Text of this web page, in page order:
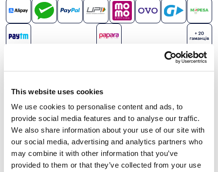
This website uses cookies
We use cookies to personalise content and ads, to
provide social media features and to analyse our traffic.
We also share information about your use of our site with
our social media, advertising and analytics partners who
may combine it with other information that you’ve
provided to them or that they’ve collected from your use